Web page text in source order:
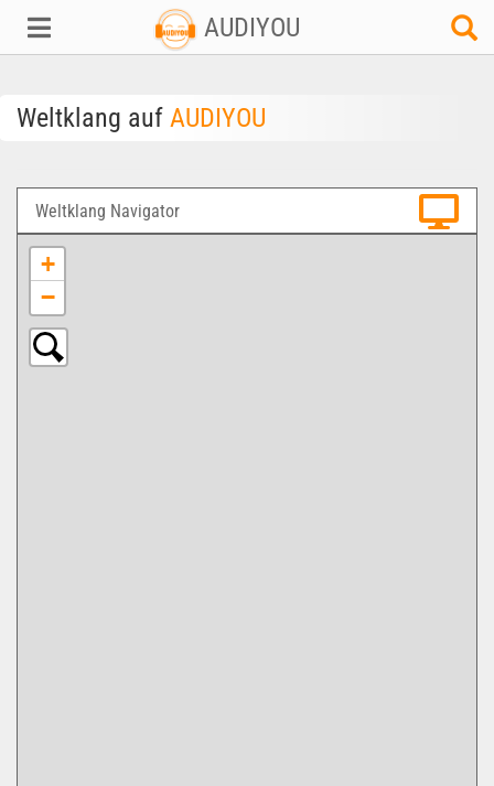
AUDIYOU
Weltklang auf AUDIYOU
Weltklang Navigator
+
−